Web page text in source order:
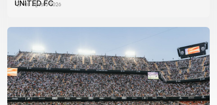
UNITED FC
08 agosto 2026